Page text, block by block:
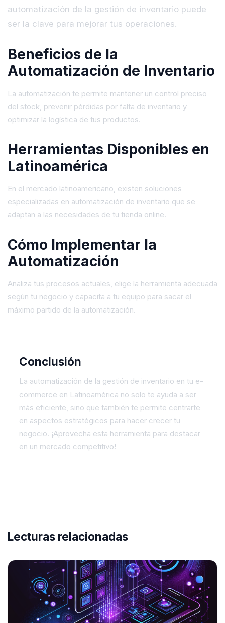
automatización de la gestión de inventario puede
ser la clave para mejorar tus operaciones.
Beneficios de la
Automatización de Inventario
La automatización te permite mantener un control preciso
del stock, prevenir pérdidas por falta de inventario y
optimizar la logística de tus productos.
Herramientas Disponibles en
Latinoamérica
En el mercado latinoamericano, existen soluciones
especializadas en automatización de inventario que se
adaptan a las necesidades de tu tienda online.
Cómo Implementar la
Automatización
Analiza tus procesos actuales, elige la herramienta adecuada
según tu negocio y capacita a tu equipo para sacar el
máximo partido de la automatización.
Conclusión
La automatización de la gestión de inventario en tu e-
commerce en Latinoamérica no solo te ayuda a ser
más eficiente, sino que también te permite centrarte
en aspectos estratégicos para hacer crecer tu
negocio. ¡Aprovecha esta herramienta para destacar
en un mercado competitivo!
Lecturas relacionadas